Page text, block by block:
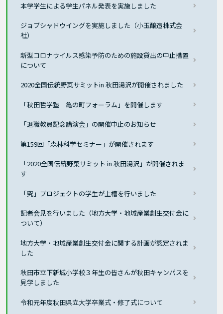
本学学生による学生パネル発表を実施しました
ジョブシャドウイングを実施しました（小玉醸造株式会
社）
新型コロナウイルス感染予防のための施設貸出の中止措置
について
2020全国伝統野菜サミットin 秋田湯沢が開催されました
「秋田哲学塾 亀の町フォーラム」を開催します
「退職教員記念講演会」の開催中止のお知らせ
第159回「森林科学セミナー」が開催されます
「2020全国伝統野菜サミット in 秋田湯沢」が開催されま
す
「究」プロジェクトの学生が上槽を行いました
記者会見を行いました（地方大学・地域産業創生交付金に
ついて）
地方大学・地域産業創生交付金に関する計画が認定されま
した
秋田市立下新城小学校３年生の皆さんが秋田キャンパスを
見学しました
令和元年度秋田県立大学卒業式・修了式について